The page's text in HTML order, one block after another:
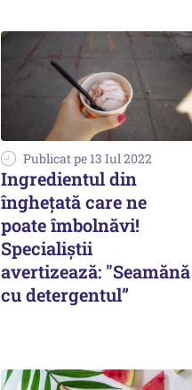
Publicat pe 13 Iul 2022
Ingredientul din
îngheţată care ne
poate îmbolnăvi!
Specialiştii
avertizează: "Seamănă
cu detergentul”